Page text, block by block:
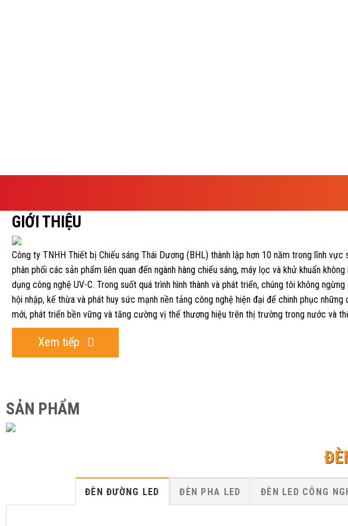
GIỚI THIỆU
Công ty TNHH Thiết bị Chiếu sáng Thái Dương (BHL) thành lập hơn 10 năm trong lĩnh vực
phân phối các sản phẩm liên quan đến ngành hàng chiếu sáng, máy lọc và khử khuẩn
dụng công nghệ UV-C. Trong suốt quá trình hình thành và phát triển, chúng tôi không
hội nhập, kế thừa và phát huy sức mạnh nền tảng công nghệ hiện đại để chinh phục những
mới, phát triển bền vững và tăng cường vị thế thương hiệu trên thị trường trong nước và
Xem tiếp
SẢN PHẨM
ĐÈN ĐƯỜNG LED ĐÈN PHA LED ĐÈN LED CÔNG